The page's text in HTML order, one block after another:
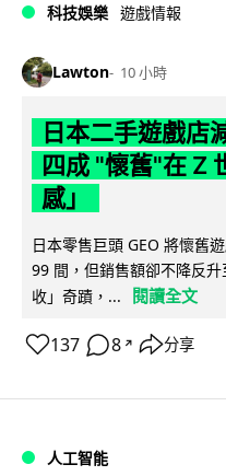
科技娛樂 遊戲情報
Lawton 10 小時
日本二手遊戲店
四成 "懷舊"在 Z
感」
日本零售巨頭 GEO 將懷舊
99 間，但銷售額卻不降反
收」奇蹟，...
閱讀全文
137 8 ↗ 分享
人工智能